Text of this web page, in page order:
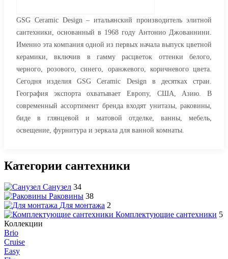
GSG Ceramic Design – итальянский производитель элитной
сантехники, основанный в 1968 году Антонио Джованнини.
Именно эта компания одной из первых начала выпуск цветной
керамики, включив в гамму расцветок оттенки белого,
черного, розового, синего, оранжевого, коричневого цвета.
Сегодня изделия GSG Ceramic Design в десятках стран.
География экспорта охватывает Европу, США, Азию. В
современный ассортимент бренда входят унитазы, раковины,
биде в глянцевой и матовой отделке, ванны, мебель,
освещение, фурнитура и зеркала для ванной комнаты.
Категории сантехники
Санузел 34
Раковины 38
Для монтажа 2
Комплектующие сантехники 5
Коллекции
Brio
Cruise
Easy